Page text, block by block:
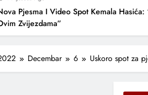
Pjesma I Video Spot Kemala Hasića:
Zvijezdama”
Decembar 6 Uskoro spot za